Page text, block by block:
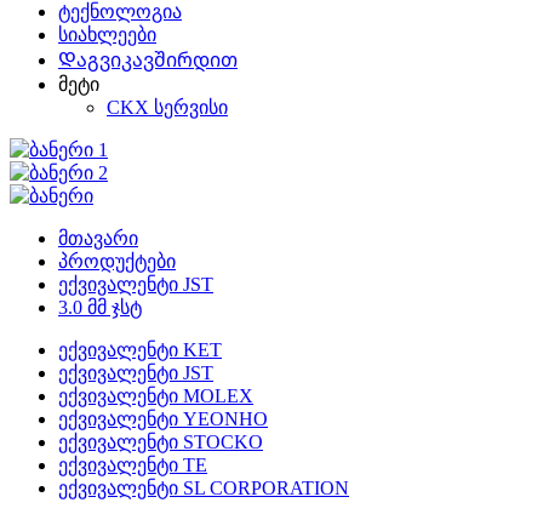
ტექნოლოგია
სიახლეები
Დაგვიკავშირდით
მეტი
CKX სერვისი
მთავარი
პროდუქტები
ექვივალენტი JST
3.0 მმ ჯსტ
ექვივალენტი KET
ექვივალენტი JST
ექვივალენტი MOLEX
ექვივალენტი YEONHO
ექვივალენტი STOCKO
ექვივალენტი TE
ექვივალენტი SL CORPORATION